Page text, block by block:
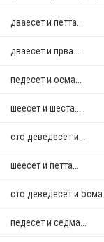
дваесет и петта...
дваесет и прва...
педесет и осма...
шеесет и шеста...
сто деведесет и...
шеесет и петта...
сто деведесет и осма...
педесет и седма...